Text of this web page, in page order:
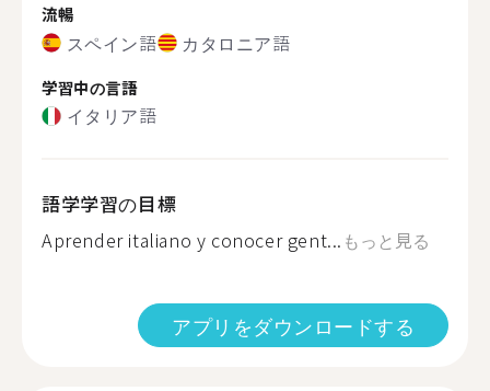
流暢
スペイン語 カタロニア語
学習中の言語
イタリア語
語学学習の目標
Aprender italiano y conocer gent... もっと見る
アプリをダウンロードする